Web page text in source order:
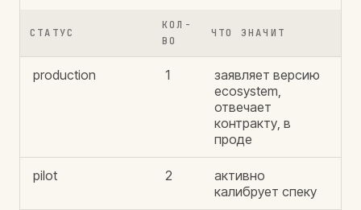
СТАТУС
КОЛ-
ВО
ЧТО ЗНАЧИТ
production 1
заявляет версию
ecosystem,
отвечает
контракту, в
проде
pilot 2
активно
калибрует спеку